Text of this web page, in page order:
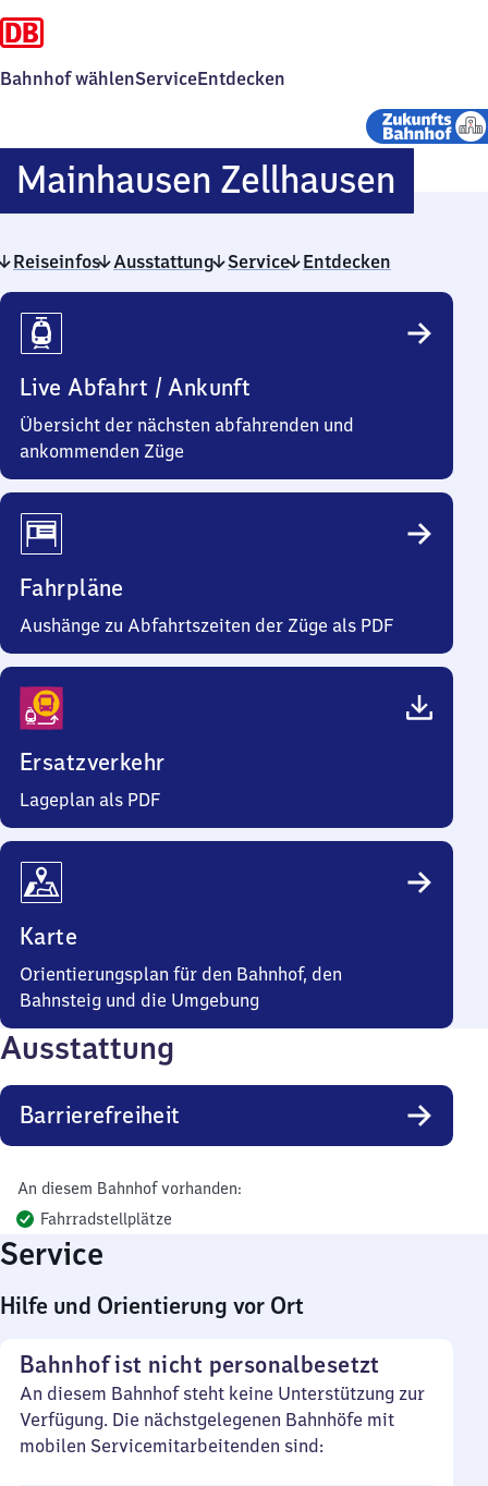
Bahnhof wählenServiceEntdecken
Mainhausen Zellhausen
Reiseinfos Ausstattung Service Entdecken
Reiseinfos
Live Abfahrt / Ankunft
Übersicht der nächsten abfahrenden und
ankommenden Züge
Fahrpläne
Aushänge zu Abfahrtszeiten der Züge als PDF
Ersatzverkehr
Lageplan als PDF
Karte
Orientierungsplan für den Bahnhof, den
Bahnsteig und die Umgebung
Ausstattung
Barrierefreiheit
An diesem Bahnhof vorhanden:
Fahrradstellplätze
Service
Hilfe und Orientierung vor Ort
Bahnhof ist nicht personalbesetzt
An diesem Bahnhof steht keine Unterstützung zur
Verfügung. Die nächstgelegenen Bahnhöfe mit
mobilen Servicemitarbeitenden sind: